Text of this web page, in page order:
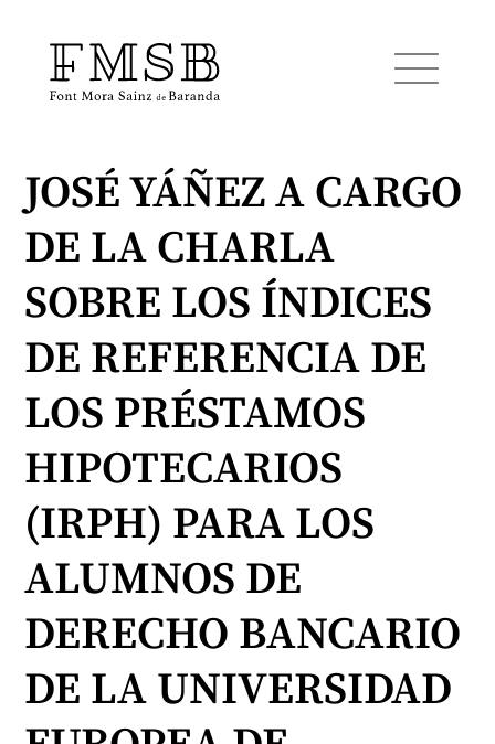
Inicio
Font Mora Sainz de Baranda
Servicios
Noticias
¿En qué podemos ayudarte?
JOSÉ YÁÑEZ A CARGO
DE LA CHARLA
SOBRE LOS ÍNDICES
DE REFERENCIA DE
LOS PRÉSTAMOS
HIPOTECARIOS
(IRPH) PARA LOS
ALUMNOS DE
DERECHO BANCARIO
DE LA UNIVERSIDAD